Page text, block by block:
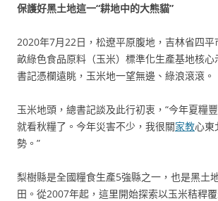
保護好黑土地這一“耕地中的大熊貓”
2020年7月22日，松遼平原腹地，吉林省四
畝綠色食品原料（玉米）標準化生產基地核心
書記憑欄遠眺，玉米地一望無邊、綠浪滾滾。
玉米地頭，總書記談及此行初衷，“今年夏糧
就看秋糧了。今年災害不少，我很關家教心東
勢。”
梨樹縣是全國糧食生產5強縣之一，也是黑土
田。從2007年起，這里開始探索以玉米秸稈